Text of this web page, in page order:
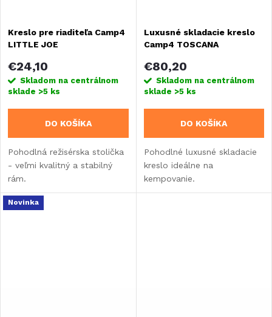
Kreslo pre riaditeľa Camp4
LITTLE JOE
€24,10
Skladom na centrálnom
sklade >5 ks
DO KOŠÍKA
Pohodlná režisérska stolička
- veľmi kvalitný a stabilný
rám.
Luxusné skladacie kreslo
Camp4 TOSCANA
€80,20
Skladom na centrálnom
sklade >5 ks
DO KOŠÍKA
Pohodlné luxusné skladacie
kreslo ideálne na
kempovanie.
Novinka